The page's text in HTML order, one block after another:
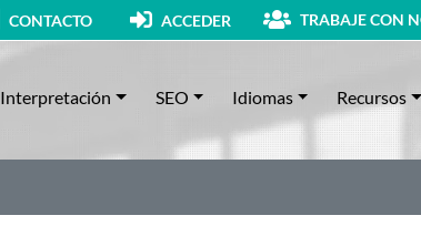
CONTACTO ACCEDER TRABAJE CON
Interpretación SEO Idiomas Recursos